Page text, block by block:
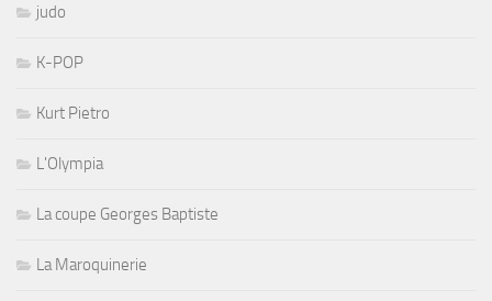
judo
K-POP
Kurt Pietro
L'Olympia
La coupe Georges Baptiste
La Maroquinerie